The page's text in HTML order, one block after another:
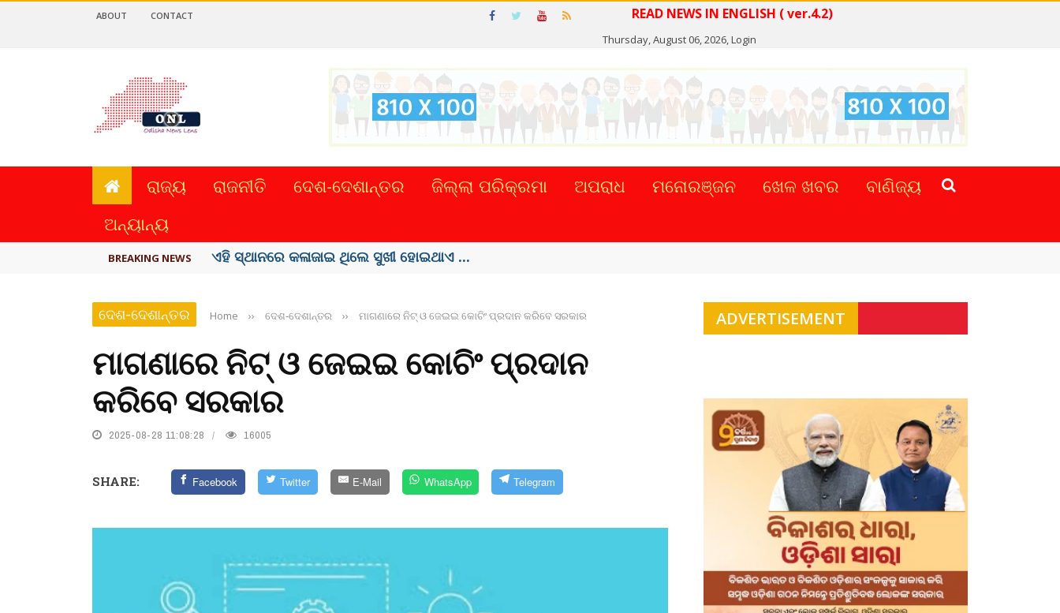
READ NEWS IN ENGLISH ( ver.4.2)
Thursday, August 06, 2026,Login
ABOUT CONTACT
ରାଜ୍ୟ ରାଜନୀତି ଦେଶ-ଦେଶାନ୍ତର ଜିଲ୍ଲା ପରିକ୍ରମା ଅପରାଧ ମନୋରଞ୍ଜନ ଖେଳ ଖବର
ବାଣିଜ୍ୟ
ଅନ୍ୟାନ୍ୟ
BREAKING NEWS ଦେଶରେ ପ୍ଲାଷ୍ଟିକ୍ ନୋଟ୍‌ ପ୍ରଚଳନ ...
ଦେଶ-ଦେଶାନ୍ତର Home ›› ଦେଶ-ଦେଶାନ୍ତର ›› ମାଗଣାରେ ନିଟ୍‌ ଓ ଜେଇଇ କୋଚିଂ ପ୍ରଦାନ କରିବେ ସରକାର
ମାଗଣାରେ ନିଟ୍‌ ଓ ଜେଇଇ କୋଚିଂ ପ୍ରଦାନ
କରିବେ ସରକାର
2025-08-28 11:08:28 16005
SHARE: Facebook Twitter E-Mail WhatsApp Telegram
ADVERTISEMENT